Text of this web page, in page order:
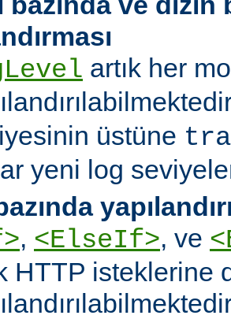
artık her
üstüne
yeni log
, <ElseIf>, ve
HTTP isteklerine